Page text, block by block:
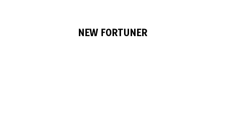
NEW FORTUNER